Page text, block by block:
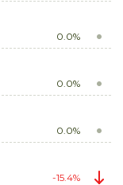
0.0%
0.0%
0.0%
-15.4%